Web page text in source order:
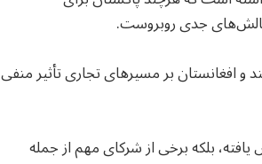
چالش‌های جدی روبروست.
افغانستان بر مسیرهای تجاری تأثیر منفی
بلکه برخی از شرکای مهم از جمله